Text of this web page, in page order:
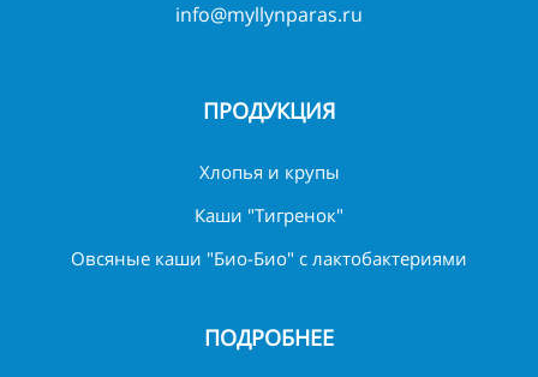
info@myllynparas.ru
ПРОДУКЦИЯ
Хлопья и крупы
Каши "Тигренок"
Овсяные каши "Био-Био" с лактобактериями
ПОДРОБНЕЕ